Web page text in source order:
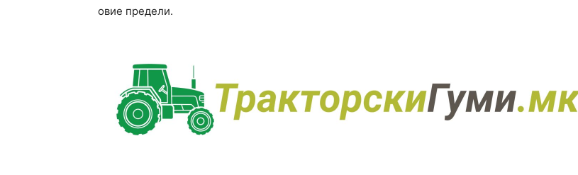
овие предели.